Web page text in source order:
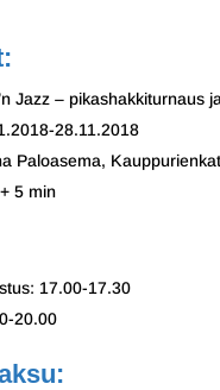
Jazz – pikashakkiturnaus
28.11.2018
Paloasema,
5 min
17.00-17.30
20.00